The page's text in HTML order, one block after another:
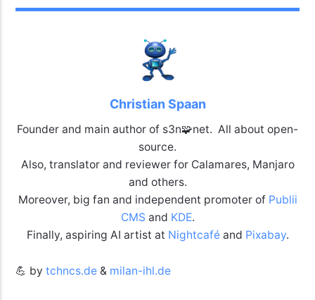
Christian Spaan
Founder and main author of s3n🧩net. All about open-
source.
Also, translator and reviewer for Calamares, Manjaro
and others.
Moreover, big fan and independent promoter of Publii
CMS and KDE.
Finally, aspiring AI artist at Nightcaféand Pixabay.
💪 by tchncs.de& milan-ihl.de